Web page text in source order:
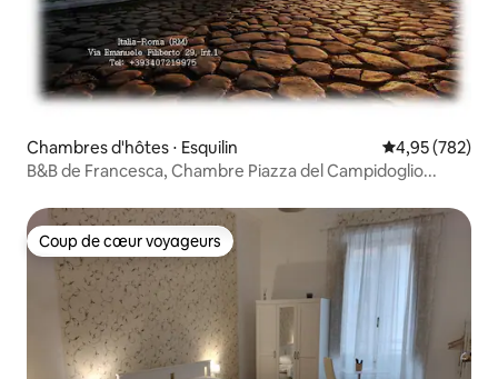
Chambres d'hôtes ⋅ Esquilin Évaluation
4,95 (782)
B&B de Francesca, Chambre Piazza del Campidoglio...
Coup de cœur voyageurs
Coup de cœur voyageurs